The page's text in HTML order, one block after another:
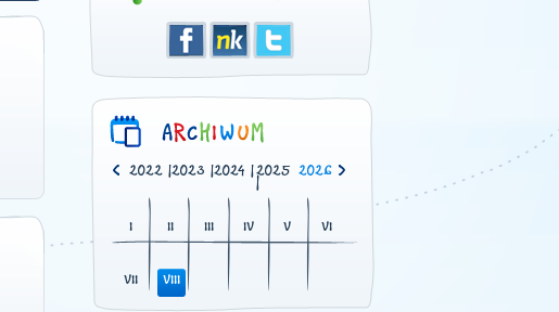
2021| 2022|2023 |2024 |2025
|
2026
I II III IV V VI
VII VIII